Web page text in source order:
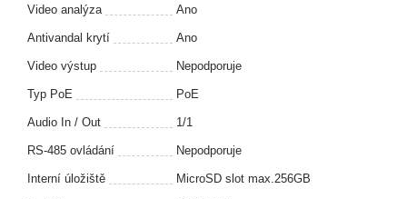
Video analýza Ano
Antivandal krytí Ano
Video výstup Nepodporuje
Typ PoE PoE
Audio In / Out 1/1
RS-485 ovládání Nepodporuje
Interní úložiště MicroSD slot max.256GB